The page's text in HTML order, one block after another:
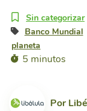
Sin categorizar
Banco Mundial
planeta
5 minutos
Por